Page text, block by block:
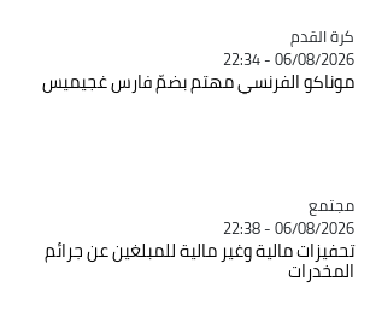
Catégorie
كرة القدم
06/08/2026 - 22:34
موناكو الفرنسي مهتم بضمّ فارس غجيميس
Catégorie
مجتمع
06/08/2026 - 22:38
تحفيزات مالية وغير مالية للمبلغين عن جرائم
المخدرات